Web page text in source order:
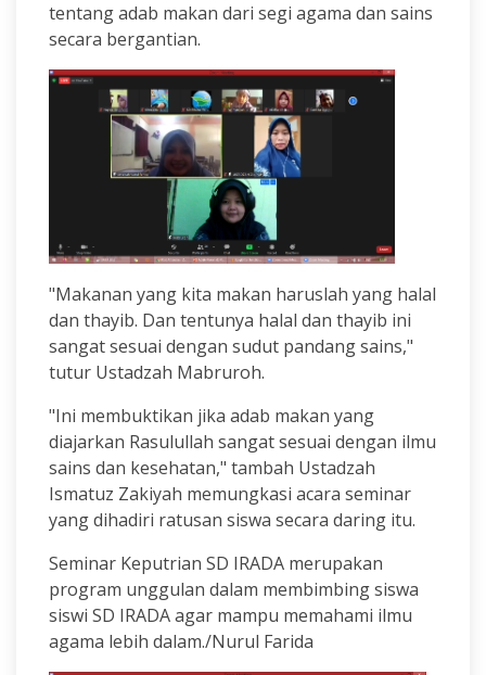
tentang adab makan dari segi agama dan sains
secara bergantian.
"Makanan yang kita makan haruslah yang halal
dan thayib. Dan tentunya halal dan thayib ini
sangat sesuai dengan sudut pandang sains,"
tutur Ustadzah Mabruroh.
"Ini membuktikan jika adab makan yang
diajarkan Rasulullah sangat sesuai dengan ilmu
sains dan kesehatan," tambah Ustadzah
Ismatuz Zakiyah memungkasi acara seminar
yang dihadiri ratusan siswa secara daring itu.
Seminar Keputrian SD IRADA merupakan
program unggulan dalam membimbing siswa
siswi SD IRADA agar mampu memahami ilmu
agama lebih dalam./Nurul Farida